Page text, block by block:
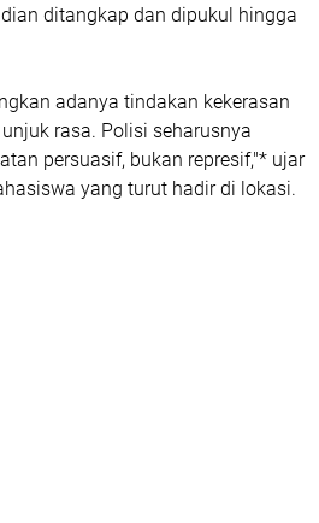
ditangkap dan dipukul hingga
adanya tindakan kekerasan
rasa. Polisi seharusnya
persuasif, bukan represif,"* ujar
yang turut hadir di lokasi.